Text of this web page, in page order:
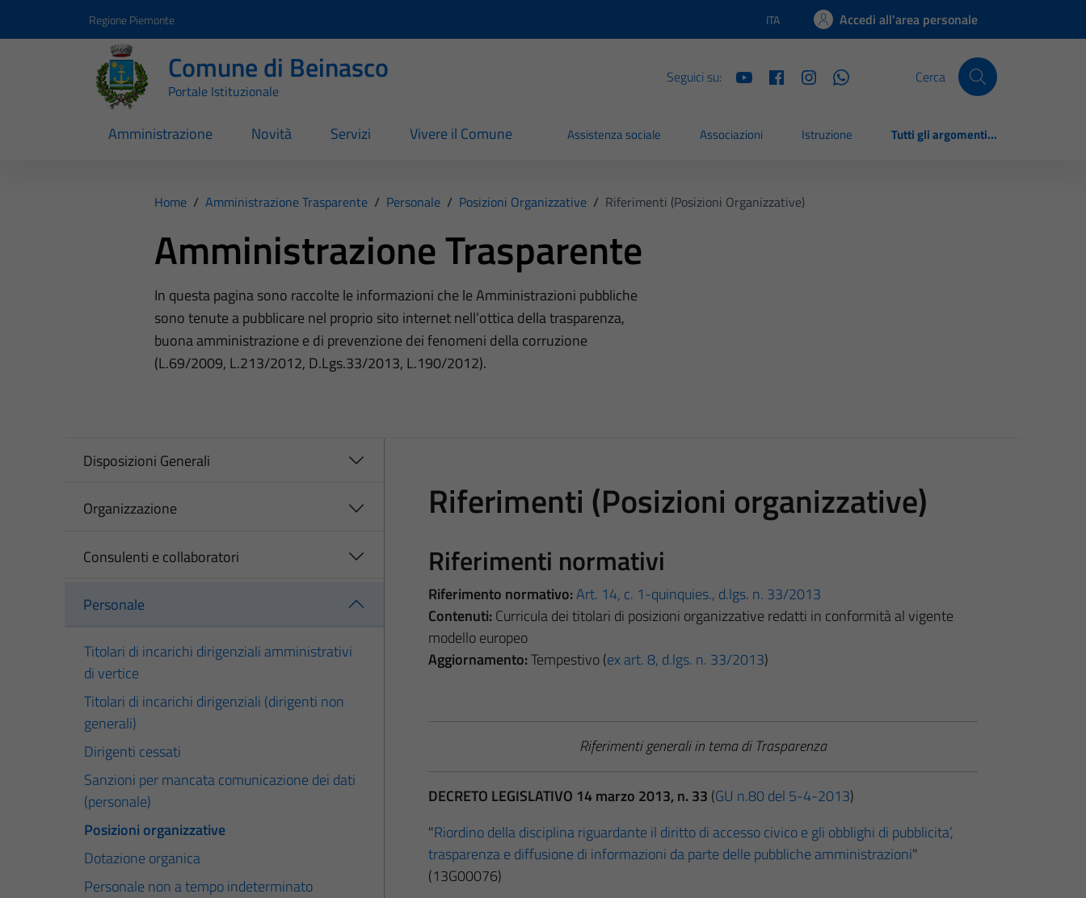
Regione Piemonte Lingua attiva:
ITA Accedi all'area personale
Comune di Beinasco
Portale Istituzionale
Seguici su: Cerca
Amministrazione Novità Servizi Vivere il Comune Assistenza sociale Associazioni Istruzione Tutti gli argomenti...
Home / Amministrazione Trasparente / Personale / Posizioni Organizzative / Riferimenti (Posizioni Organizzative)
Amministrazione Trasparente
In questa pagina sono raccolte le informazioni che le Amministrazioni pubbliche
sono tenute a pubblicare nel proprio sito internet nell’ottica della trasparenza,
buona amministrazione e di prevenzione dei fenomeni della corruzione
(L.69/2009, L.213/2012, D.Lgs.33/2013, L.190/2012).
Disposizioni Generali
Organizzazione
Consulenti e collaboratori
Personale
Titolari di incarichi dirigenziali amministrativi
di vertice
Titolari di incarichi dirigenziali (dirigenti non
generali)
Dirigenti cessati
Sanzioni per mancata comunicazione dei dati
(personale)
Posizioni organizzative
Dotazione organica
Personale non a tempo indeterminato
Riferimenti (Posizioni organizzative)
Riferimenti normativi
Riferimento normativo:Art. 14, c. 1-quinquies., d.lgs. n. 33/2013
Contenuti: Curricula dei titolari di posizioni organizzative redatti in conformità al vigente
modello europeo
Aggiornamento:Tempestivo (ex art. 8, d.lgs. n. 33/2013)
Riferimenti generali in tema di Trasparenza
DECRETO LEGISLATIVO 14 marzo 2013, n. 33 (GU n.80 del 5-4-2013)
"Riordino della disciplina riguardante il diritto di accesso civico e gli obblighi di pubblicita’,
trasparenza e diffusione di informazioni da parte delle pubbliche amministrazioni"
(13G00076)